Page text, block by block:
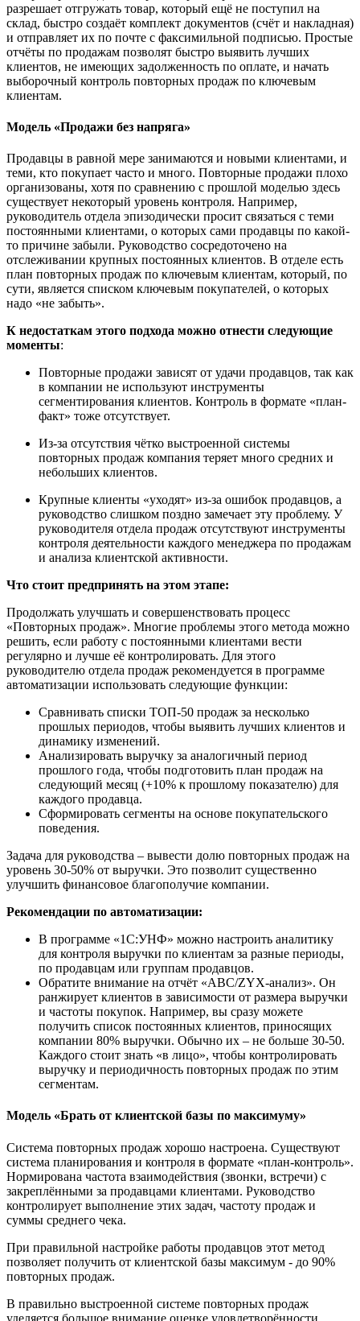
разрешает отгружать товар, который ещё не поступил на
склад, быстро создаёт комплект документов (счёт и накладная)
и отправляет их по почте с факсимильной подписью. Простые
отчёты по продажам позволят быстро выявить лучших
клиентов, не имеющих задолженность по оплате, и начать
выборочный контроль повторных продаж по ключевым
клиентам.
Модель «Продажи без напряга»
Продавцы в равной мере занимаются и новыми клиентами, и
теми, кто покупает часто и много. Повторные продажи плохо
организованы, хотя по сравнению с прошлой моделью здесь
существует некоторый уровень контроля. Например,
руководитель отдела эпизодически просит связаться с теми
постоянными клиентами, о которых сами продавцы по какой-
то причине забыли. Руководство сосредоточено на
отслеживании крупных постоянных клиентов. В отделе есть
план повторных продаж по ключевым клиентам, который, по
сути, является списком ключевым покупателей, о которых
надо «не забыть».
К недостаткам этого подхода можно отнести следующие
моменты:
Повторные продажи зависят от удачи продавцов, так как
в компании не используют инструменты
сегментирования клиентов. Контроль в формате «план-
факт» тоже отсутствует.
Из-за отсутствия чётко выстроенной системы
повторных продаж компания теряет много средних и
небольших клиентов.
Крупные клиенты «уходят» из-за ошибок продавцов, а
руководство слишком поздно замечает эту проблему. У
руководителя отдела продаж отсутствуют инструменты
контроля деятельности каждого менеджера по продажам
и анализа клиентской активности.
Что стоит предпринять на этом этапе:
Продолжать улучшать и совершенствовать процесс
«Повторных продаж». Многие проблемы этого метода можно
решить, если работу с постоянными клиентами вести
регулярно и лучше её контролировать. Для этого
руководителю отдела продаж рекомендуется в программе
автоматизации использовать следующие функции:
Сравнивать списки ТОП-50 продаж за несколько
прошлых периодов, чтобы выявить лучших клиентов и
динамику изменений.
Анализировать выручку за аналогичный период
прошлого года, чтобы подготовить план продаж на
следующий месяц (+10% к прошлому показателю) для
каждого продавца.
Сформировать сегменты на основе покупательского
поведения.
Задача для руководства – вывести долю повторных продаж на
уровень 30-50% от выручки. Это позволит существенно
улучшить финансовое благополучие компании.
Рекомендации по автоматизации:
В программе «1С:УНФ» можно настроить аналитику
для контроля выручки по клиентам за разные периоды,
по продавцам или группам продавцов.
Обратите внимание на отчёт «ABC/ZYX-анализ». Он
ранжирует клиентов в зависимости от размера выручки
и частоты покупок. Например, вы сразу можете
получить список постоянных клиентов, приносящих
компании 80% выручки. Обычно их – не больше 30-50.
Каждого стоит знать «в лицо», чтобы контролировать
выручку и периодичность повторных продаж по этим
сегментам.
Модель «Брать от клиентской базы по максимуму»
Система повторных продаж хорошо настроена. Существуют
система планирования и контроля в формате «план-контроль».
Нормирована частота взаимодействия (звонки, встречи) с
закреплёнными за продавцами клиентами. Руководство
контролирует выполнение этих задач, частоту продаж и
суммы среднего чека.
При правильной настройке работы продавцов этот метод
позволяет получить от клиентской базы максимум - до 90%
повторных продаж.
В правильно выстроенной системе повторных продаж
уделяется большое внимание оценке удовлетворённости